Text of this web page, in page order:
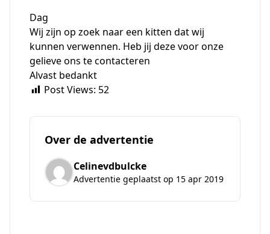
Dag
Wij zijn op zoek naar een kitten dat wij
kunnen verwennen. Heb jij deze voor onze
gelieve ons te contacteren
Alvast bedankt
Post Views: 52
Over de advertentie
Celinevdbulcke
Advertentie geplaatst op 15 apr 2019